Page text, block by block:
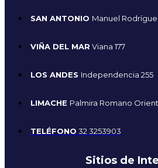
SAN ANTONIO Manuel
VIÑA DEL MAR Viana 177
LOS ANDES Independencia 255
LIMACHE Palmira Romano
TELÉFONO 32 3253903
Sitios de